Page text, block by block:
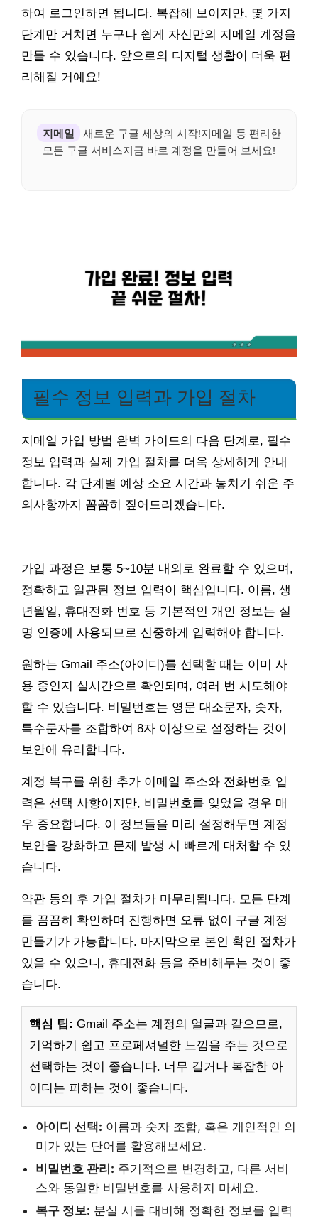
하여 로그인하면 됩니다. 복잡해 보이지만, 몇 가지
단계만 거치면 누구나 쉽게 자신만의 지메일 계정을
만들 수 있습니다. 앞으로의 디지털 생활이 더욱 편
리해질 거예요!
지메일
새로운 구글 세상의 시작!지메일 등 편리한
모든 구글 서비스지금 바로 계정을 만들어 보세요!
필수 정보 입력과 가입 절차
지메일 가입 방법 완벽 가이드의 다음 단계로, 필수
정보 입력과 실제 가입 절차를 더욱 상세하게 안내
합니다. 각 단계별 예상 소요 시간과 놓치기 쉬운 주
의사항까지 꼼꼼히 짚어드리겠습니다.
가입 과정은 보통 5~10분 내외로 완료할 수 있으며,
정확하고 일관된 정보 입력이 핵심입니다. 이름, 생
년월일, 휴대전화 번호 등 기본적인 개인 정보는 실
명 인증에 사용되므로 신중하게 입력해야 합니다.
원하는 Gmail 주소(아이디)를 선택할 때는 이미 사
용 중인지 실시간으로 확인되며, 여러 번 시도해야
할 수 있습니다. 비밀번호는 영문 대소문자, 숫자,
특수문자를 조합하여 8자 이상으로 설정하는 것이
보안에 유리합니다.
계정 복구를 위한 추가 이메일 주소와 전화번호 입
력은 선택 사항이지만, 비밀번호를 잊었을 경우 매
우 중요합니다. 이 정보들을 미리 설정해두면 계정
보안을 강화하고 문제 발생 시 빠르게 대처할 수 있
습니다.
약관 동의 후 가입 절차가 마무리됩니다. 모든 단계
를 꼼꼼히 확인하며 진행하면 오류 없이 구글 계정
만들기가 가능합니다. 마지막으로 본인 확인 절차가
있을 수 있으니, 휴대전화 등을 준비해두는 것이 좋
습니다.
핵심 팁: Gmail 주소는 계정의 얼굴과 같으므로,
기억하기 쉽고 프로페셔널한 느낌을 주는 것으로
선택하는 것이 좋습니다. 너무 길거나 복잡한 아
이디는 피하는 것이 좋습니다.
아이디 선택: 이름과 숫자 조합, 혹은 개인적인 의
미가 있는 단어를 활용해보세요.
비밀번호 관리: 주기적으로 변경하고, 다른 서비
스와 동일한 비밀번호를 사용하지 마세요.
복구 정보: 분실 시를 대비해 정확한 정보를 입력